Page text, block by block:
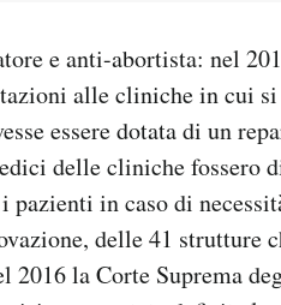
e anti-abortista: nel
alle cliniche in cui
essere dotata di un
delle cliniche fossero
in caso di
delle 41 strutture
2016 la Corte Suprema